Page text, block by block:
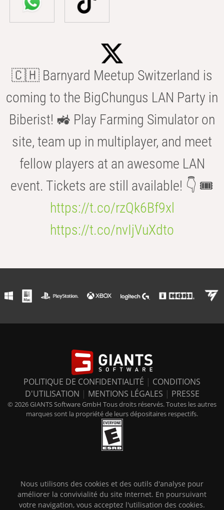
🇨🇭 Barnyard Meetup Switzerland is
coming to the BigChungus LAN Party in
Biberist! 🚜 Play Farming Simulator on
site, team up in multiplayer, and meet
fellow players at an awesome LAN
event. Tickets are still available! 👇 🎟️
https://t.co/rzQk6Bf9xl
https://t.co/nvIjVuXdto
POLITIQUE DE CONFIDENTIALITÉ | CONDITIONS
D'UTILISATION | MENTIONS LÉGALES | PRESSE
© 2026 GIANTS Software GmbH Tous droits réservés. Toutes les autres
marques sont la propriété de leurs dépositaires respectifs.
Nous utilisons des cookies et des outils d'analyse pour
améliorer la convivialité du site Internet. En poursuivant
votre navigation, vous acceptez l'utilisation des cookies.